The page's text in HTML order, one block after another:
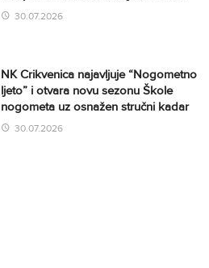
30.07.2026
NK Crikvenica najavljuje “Nogometno
ljeto” i otvara novu sezonu Škole
nogometa uz osnažen stručni kadar
30.07.2026